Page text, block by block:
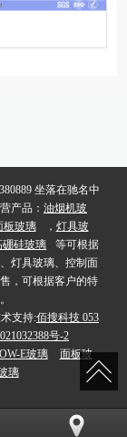
坐落在驰名中
产品： 油烟机玻
板玻璃 ， 灯具玻
硼硅玻璃
等可根据
灯具玻璃、控制面
，可根据客户的特
支持:佰搜科技 053
号-2
E玻璃
面板玻
璃